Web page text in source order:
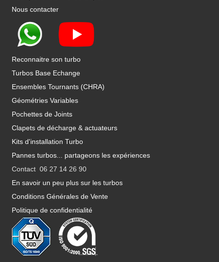
Nous contacter
Reconnaitre son turbo
Turbos Base Echange
Ensembles Tournants (CHRA)
Géométries Variables
Pochettes de Joints
Clapets de décharge & actuateurs
Kits d'installation Turbo
Pannes turbos... partageons les expériences
Contact 06 27 14 26 90
En savoir un peu plus sur les turbos
Conditions Générales de Vente
Politique de confidentialité